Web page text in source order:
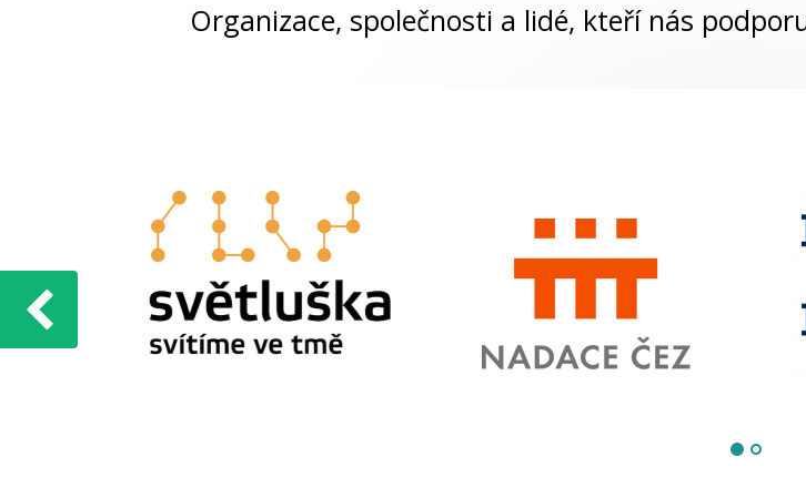
Organizace, společnosti a lidé, kteří nás